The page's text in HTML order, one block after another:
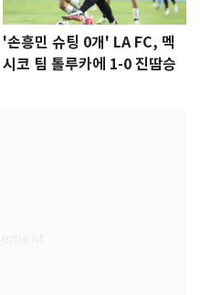
'손흥민 슈팅 0개' LA FC, 멕
시코 팀 톨루카에 1-0 진땀승